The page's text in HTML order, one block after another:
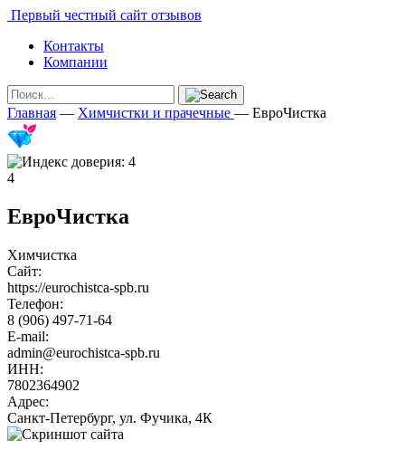
Первый честный сайт отзывов
Контакты
Компании
Главная — Химчистки и прачечные — ЕвроЧистка
4
ЕвроЧистка
Химчистка
Сайт:
https://eurochistca-spb.ru
Телефон:
8 (906) 497-71-64
E-mail:
admin@eurochistca-spb.ru
ИНН:
7802364902
Адрес:
Санкт-Петербург, ул. Фучика, 4К